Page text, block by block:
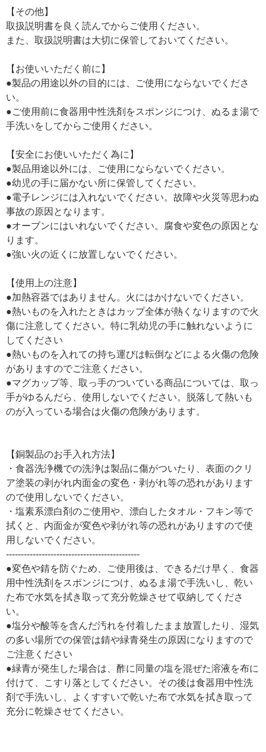
【その他】
取扱説明書を良く読んでからご使用ください。
また、取扱説明書は大切に保管しておいてください。
【お使いいただく前に】
●製品の用途以外の目的には、ご使用にならないでくださ
い。
●ご使用前に食器用中性洗剤をスポンジにつけ、ぬるま湯で
手洗いをしてからご使用ください。
【安全にお使いいただく為に】
●製品用途以外には、ご使用にならないでください。
●幼児の手に届かない所に保管してください。
●電子レンジには入れないでください。故障や火災等思わぬ
事故の原因となります。
●オーブンにはいれないでください。腐食や変色の原因とな
ります。
●強い火の近くに放置しないでください。
【使用上の注意】
●加熱容器ではありません。火にはかけないでください。
●熱いものを入れたときはカップ全体が熱くなりますので火
傷に注意してください。特に乳幼児の手に触れないように
してください
●熱いものを入れての持ち運びは転倒などによる火傷の危険
がありますのでご注意ください。
●マグカップ等、取っ手のついている商品については、取っ
手がゆるんだら、使用しないでください。脱落して熱いも
のが入っている場合は火傷の危険があります。
【銅製品のお手入れ方法】
・食器洗浄機での洗浄は製品に傷がついたり、表面のクリ
ア塗装の剥がれ内面金の変色・剥がれ等の恐れがあります
ので使用しないでください。
・塩素系漂白剤のご使用や、漂白したタオル・フキン等で
拭くと、内面金が変色や剥がれ等の恐れがありますので使
用しないでください。
---------------------------------------------
●変色や錆を防ぐため、ご使用後は、できるだけ早く、食器
用中性洗剤をスポンジにつけ、ぬるま湯で手洗いし、乾い
た布で水気を拭き取って充分乾燥させて収納してくださ
い。
●塩分や酸等を含んだ汚れを付着したまま放置したり、湿気
の多い場所での保管は錆や緑青発生の原因になりますので
ご注意ください
●緑青が発生した場合は、酢に同量の塩を混ぜた溶液を布に
付けて、こすり落としてください。その後は食器用中性洗
剤で手洗いし、よくすすいで乾いた布で水気を拭き取って
充分に乾燥させてください。